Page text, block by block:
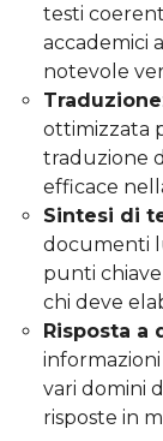
testi
accademici
notevole
Traduzione
ottimizzata
traduzione
efficace
Sintesi di
documenti
punti
chi deve
Risposta a
vari domini
risposte in